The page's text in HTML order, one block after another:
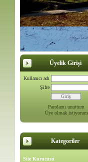
Üyelik Girişi
Kullanıcı adı
Şifre
Parolamı unuttum
Üye olmak istiyorum
Kategoriler
Site Kurucusu